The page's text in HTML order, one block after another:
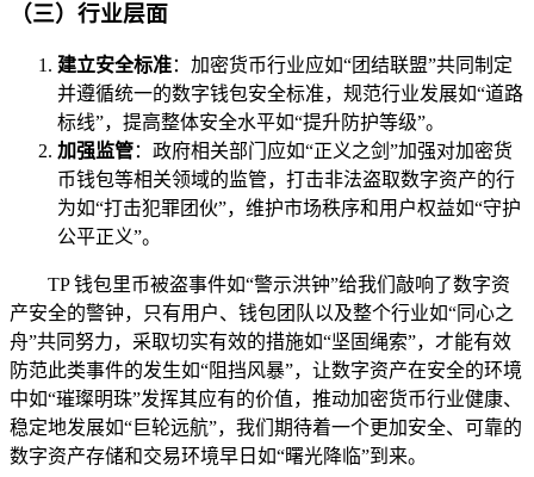
（三）行业层面
建立安全标准：加密货币行业应如“团结联盟”共同制定
并遵循统一的数字钱包安全标准，规范行业发展如“道路
标线”，提高整体安全水平如“提升防护等级”。
加强监管：政府相关部门应如“正义之剑”加强对加密货
币钱包等相关领域的监管，打击非法盗取数字资产的行
为如“打击犯罪团伙”，维护市场秩序和用户权益如“守护
公平正义”。
TP 钱包里币被盗事件如“警示洪钟”给我们敲响了数字资
产安全的警钟，只有用户、钱包团队以及整个行业如“同心之
舟”共同努力，采取切实有效的措施如“坚固绳索”，才能有效
防范此类事件的发生如“阻挡风暴”，让数字资产在安全的环境
中如“璀璨明珠”发挥其应有的价值，推动加密货币行业健康、
稳定地发展如“巨轮远航”，我们期待着一个更加安全、可靠的
数字资产存储和交易环境早日如“曙光降临”到来。